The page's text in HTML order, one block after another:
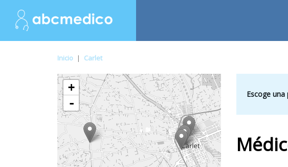
Inicio | Carlet
+
-
Escoge una